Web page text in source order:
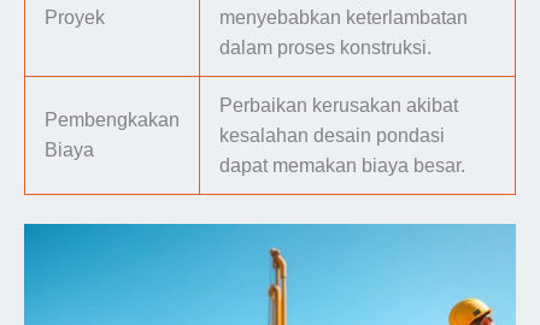
Proyek
menyebabkan keterlambatan
dalam proses konstruksi.
Pembengkakan
Biaya
Perbaikan kerusakan akibat
kesalahan desain pondasi
dapat memakan biaya besar.